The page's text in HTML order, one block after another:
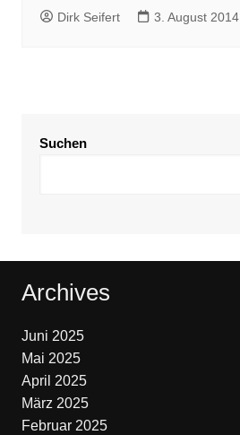
Dirk Seifert 3. August 2014
Suchen
Archives
Juni 2025
Mai 2025
April 2025
März 2025
Februar 2025